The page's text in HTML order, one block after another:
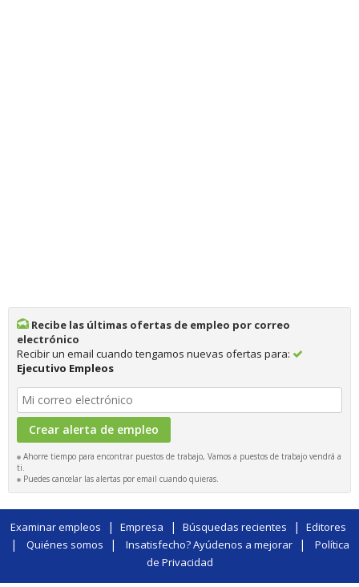
Recibe las últimas ofertas de empleo por correo
electrónico
Recibir un email cuando tengamos nuevas ofertas para:
Ejecutivo Empleos
Ahorre tiempo para encontrar puestos de trabajo, Vamos a puestos de trabajo vendrá a
ti.
Puedes cancelar las alertas por email cuando quieras.
Examinar empleos | Empresa | Búsquedas recientes | Editores
| Quiénes somos | Insatisfecho? Ayúdenos a mejorar|
Política
de Privacidad